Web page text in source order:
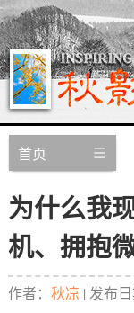
首页
为什么我
机、拥抱
作者： 秋凉 | 发布日